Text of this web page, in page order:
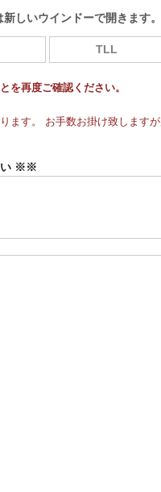
しいウインドーで開きます。
TLL
を再度ご確認ください。
す。 お手数お掛け致します
い ※※